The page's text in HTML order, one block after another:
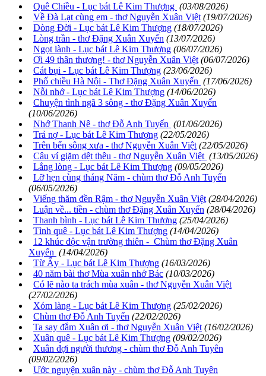
Quê Chiều - Lục bát Lê Kim Thượng (03/08/2026)
Về Đà Lạt cùng em - thơ Nguyễn Xuân Việt (19/07/2026)
Dòng Đời - Lục bát Lê Kim Thượng (18/07/2026)
Lòng trần - thơ Đặng Xuân Xuyến (13/07/2026)
Ngọt lành - Lục bát Lê Kim Thượng (06/07/2026)
Ơi 49 thân thương! - thơ Nguyễn Xuân Việt (06/07/2026)
Cát bụi - Lục bát Lê Kim Thượng (23/06/2026)
Phố chiều Hà Nội - Thơ Đặng Xuân Xuyến (17/06/2026)
Nỗi nhớ - Lục bát Lê Kim Thượng (14/06/2026)
Chuyện tình ngã 3 sông - thơ Đặng Xuân Xuyến
(10/06/2026)
Nhớ Thanh Nê - thơ Đỗ Anh Tuyến (01/06/2026)
Trả nợ - Lục bát Lê Kim Thượng (22/05/2026)
Trên bến sông xưa - thơ Nguyễn Xuân Việt (22/05/2026)
Câu ví giặm dệt thêu - thơ Nguyễn Xuân Việt (13/05/2026)
Lắng lòng - Lục bát Lê Kim Thượng (09/05/2026)
Lỡ hẹn cùng tháng Năm - chùm thơ Đỗ Anh Tuyến
(06/05/2026)
Viếng thăm đền Rậm - thơ Nguyễn Xuân Việt (28/04/2026)
Luận về... tiền - chùm thơ Đặng Xuân Xuyến (28/04/2026)
Thanh bình - Lục bát Lê Kim Thượng (25/04/2026)
Tình quê - Lục bát Lê Kim Thượng (14/04/2026)
12 khúc độc vận trường thiên - Chùm thơ Đặng Xuân
Xuyến (14/04/2026)
Từ Ấy - Lục bát Lê Kim Thượng (16/03/2026)
40 năm bài thơ Mùa xuân nhớ Bác (10/03/2026)
Có lẽ nào ta trách mùa xuân - thơ Nguyễn Xuân Việt
(27/02/2026)
Xóm làng - Lục bát Lê Kim Thượng (25/02/2026)
Chùm thơ Đỗ Anh Tuyến (22/02/2026)
Ta say đắm Xuân ơi - thơ Nguyễn Xuân Việt (16/02/2026)
Xuân quê - Lục bát Lê Kim Thượng (09/02/2026)
Xuân đợi người thương - chùm thơ Đỗ Anh Tuyên
(09/02/2026)
Ước nguyện xuân này - chùm thơ Đỗ Anh Tuyên